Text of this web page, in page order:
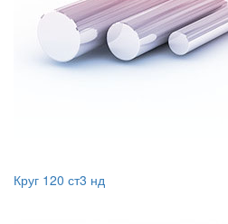
Круг 120 ст3 нд